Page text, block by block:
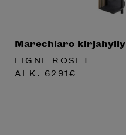
Marechiaro kirjahylly
LIGNE ROSET
ALK. 6291€